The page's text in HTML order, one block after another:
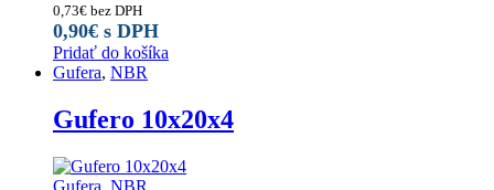
0,73€ bez DPH
0,90€ s DPH
Pridať do košíka
Gufera, NBR
Gufero 10x20x4
Gufera, NBR